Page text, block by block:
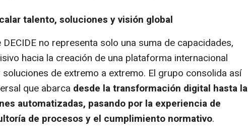
talento, soluciones y visión global
no representa solo una suma de capacidades,
hacia la creación de una plataforma internacional
de extremo a extremo. El grupo consolida así
que abarca desde la transformación digital hasta la
automatizadas, pasando por la experiencia de
de procesos y el cumplimiento normativo.